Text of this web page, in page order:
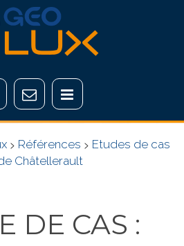
> Références > Etudes de cas
Châtellerault
DE CAS :